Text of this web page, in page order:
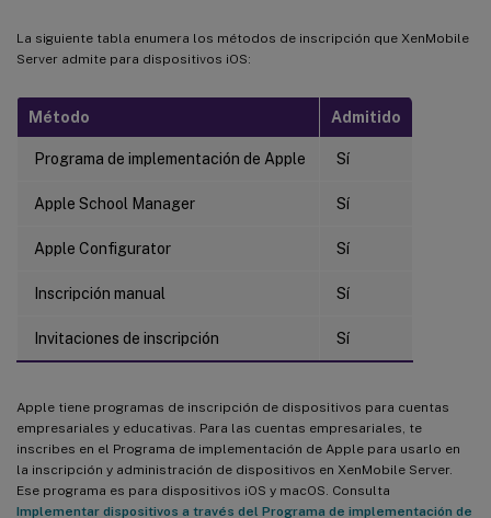
La siguiente tabla enumera los métodos de inscripción que XenMobile
Server admite para dispositivos iOS:
Método Admitido
Programa de implementación de Apple Sí
Apple School Manager Sí
Apple Configurator Sí
Inscripción manual Sí
Invitaciones de inscripción Sí
Apple tiene programas de inscripción de dispositivos para cuentas
empresariales y educativas. Para las cuentas empresariales, te
inscribes en el Programa de implementación de Apple para usarlo en
la inscripción y administración de dispositivos en XenMobile Server.
Ese programa es para dispositivos iOS y macOS. Consulta
Implementar dispositivos a través del Programa de implementación de